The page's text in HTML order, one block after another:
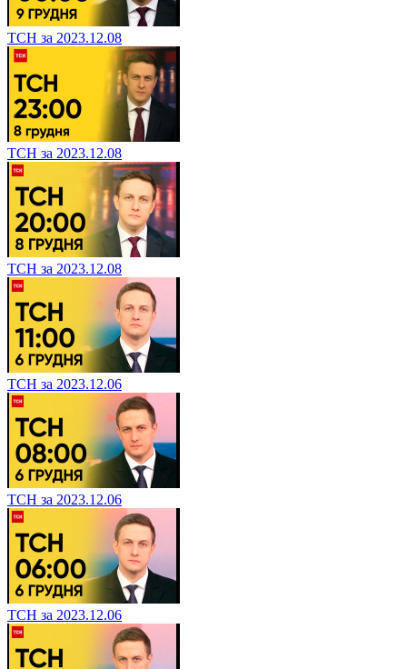
ТСН за 2023.12.08
ТСН за 2023.12.08
ТСН за 2023.12.08
ТСН за 2023.12.06
ТСН за 2023.12.06
ТСН за 2023.12.06